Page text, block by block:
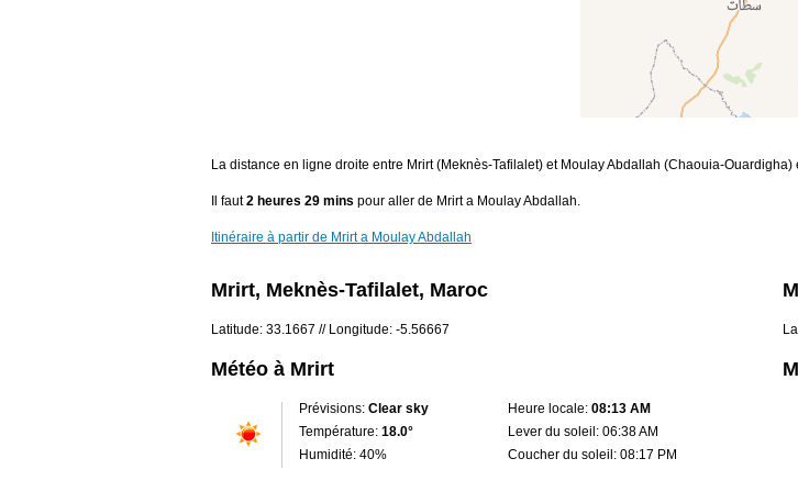
La distance en ligne droite entre Mrirt (Meknès-Tafilalet) et Moulay Abdallah (Chaouia-Ouardigha)
Il faut2 heures 29 mins pour aller de Mrirt a Moulay Abdallah.
Itinéraire à partir de Mrirt a Moulay Abdallah
Mrirt, Meknès-Tafilalet, Maroc
Latitude: 33.1667 // Longitude: -5.56667
Météo à Mrirt
Prévisions: Clear sky
Température: 18.0°
Humidité: 40%
Heure locale: 08:13 AM
Lever du soleil: 06:38 AM
Coucher du soleil: 08:17 PM